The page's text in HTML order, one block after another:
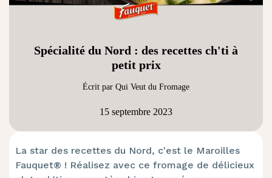
Spécialité du Nord : des recettes ch'ti à
petit prix
Écrit par Qui Veut du Fromage
15 septembre 2023
La star des recettes du Nord, c'est le Maroilles
Fauquet® ! Réalisez avec ce fromage de délicieux